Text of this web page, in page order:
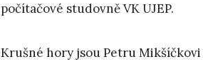
počítačové studovně VK UJEP.
Krušné hory jsou Petru